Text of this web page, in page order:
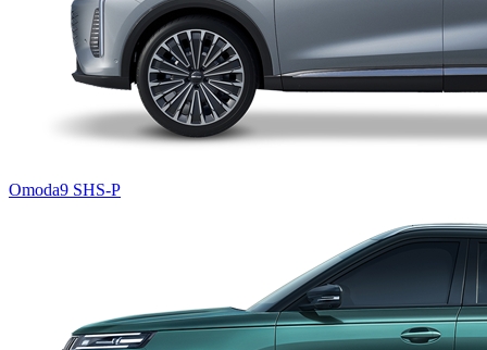
Omoda9 SHS-P